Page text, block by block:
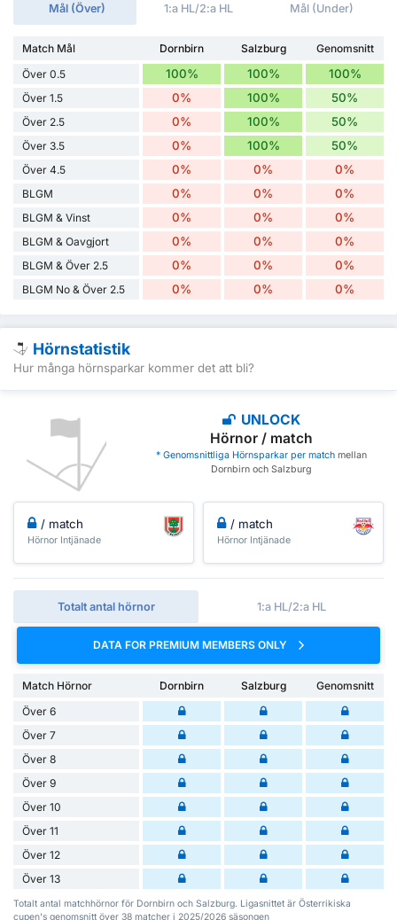
Mål (Över) 1:a HL/2:a HL Mål (Under)
Match Mål Dornbirn Salzburg
Genomsnitt
Över 0.5
100% 100% 100%
Över 1.5 0% 100% 50%
Över 2.5 0% 100% 50%
Över 3.5 0% 100% 50%
Över 4.5 0% 0% 0%
BLGM 0% 0% 0%
BLGM & Vinst 0% 0% 0%
BLGM & Oavgjort 0% 0% 0%
BLGM & Över 2.5 0% 0% 0%
BLGM No & Över 2.5 0% 0% 0%
Hörnstatistik
Hur många hörnsparkar kommer det att bli?
UNLOCK
Hörnor / match
* Genomsnittliga Hörnsparkar per match mellan
Dornbirn och Salzburg
/ match
Hörnor Intjänade
/ match
Hörnor Intjänade
Totalt antal hörnor 1:a HL/2:a HL
DATA FOR PREMIUM MEMBERS ONLY
Match Hörnor Dornbirn Salzburg
Genomsnitt
Över 6
Över 7
Över 8
Över 9
Över 10
Över 11
Över 12
Över 13
Totalt antal matchhörnor för Dornbirn och Salzburg. Ligasnittet är Österrikiska
cupen's genomsnitt över 38 matcher i 2025/2026 säsongen